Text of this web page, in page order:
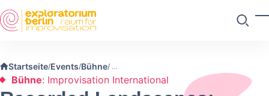
Skip to main content
Startseite/Events/Bühne/
Bühne: Improvisation International